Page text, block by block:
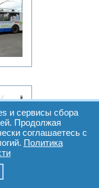
и сервисы сбора
Продолжая
соглашаетесь с
Политика